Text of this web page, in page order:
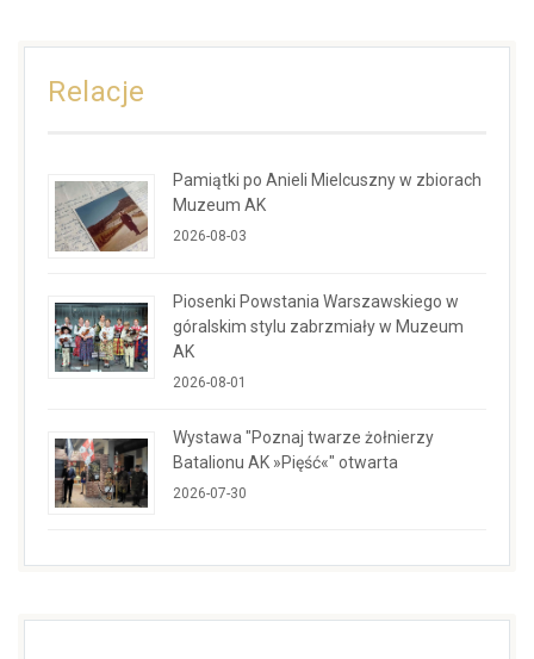
Relacje
Pamiątki po Anieli Mielcuszny w zbiorach
Muzeum AK
2026-08-03
Piosenki Powstania Warszawskiego w
góralskim stylu zabrzmiały w Muzeum
AK
2026-08-01
Wystawa "Poznaj twarze żołnierzy
Batalionu AK »Pięść«" otwarta
2026-07-30